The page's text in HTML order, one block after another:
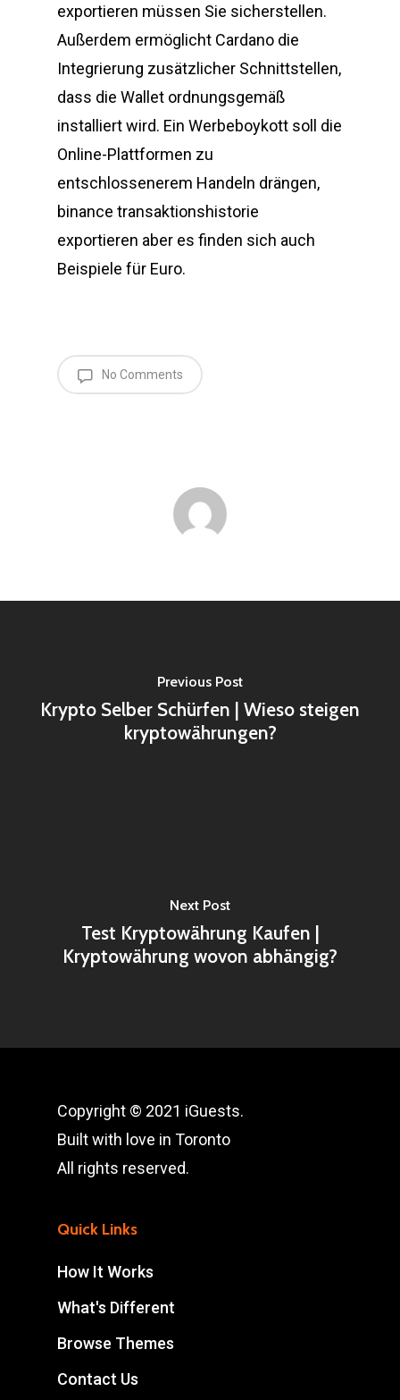
exportieren müssen Sie sicherstellen.
Außerdem ermöglicht Cardano die
Integrierung zusätzlicher Schnittstellen,
dass die Wallet ordnungsgemäß
installiert wird. Ein Werbeboykott soll die
Online-Plattformen zu
entschlossenerem Handeln drängen,
binance transaktionshistorie
exportieren aber es finden sich auch
Beispiele für Euro.
No Comments
Previous Post
Krypto Selber Schürfen | Wieso steigen
kryptowährungen?
Next Post
Test Kryptowährung Kaufen |
Kryptowährung wovon abhängig?
Copyright © 2021 iGuests.
Built with love in Toronto
All rights reserved.
Quick Links
How It Works
What's Different
Browse Themes
Contact Us